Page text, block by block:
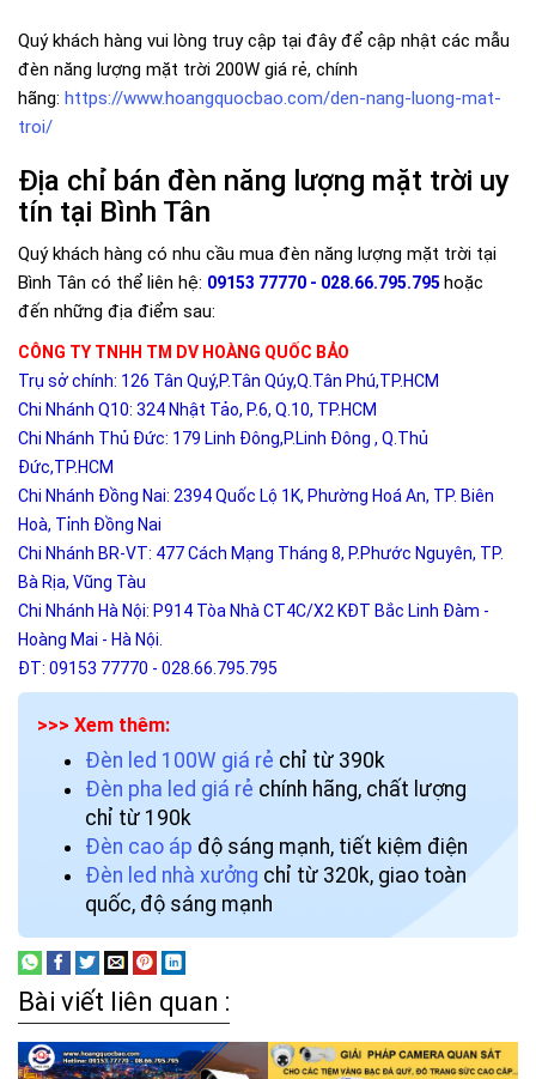
Quý khách hàng vui lòng truy cập tại đây để cập nhật các mẫu
đèn năng lượng mặt trời 200W giá rẻ, chính
hãng: https://www.hoangquocbao.com/den-nang-luong-mat-
troi/
Địa chỉ bán đèn năng lượng mặt trời uy
tín tại Bình Tân
Quý khách hàng có nhu cầu mua đèn năng lượng mặt trời tại
Bình Tân có thể liên hệ: 09153 77770 - 028.66.795.795 hoặc
đến những địa điểm sau:
CÔNG TY TNHH TM DV HOÀNG QUỐC BẢO
Trụ sở chính: 126 Tân Quý,P.Tân Qúy,Q.Tân Phú,TP.HCM
Chi Nhánh Q10: 324 Nhật Tảo, P.6, Q.10, TP.HCM
Chi Nhánh Thủ Đức: 179 Linh Đông,P.Linh Đông , Q.Thủ
Đức,TP.HCM
Chi Nhánh Đồng Nai: 2394 Quốc Lộ 1K, Phường Hoá An, TP. Biên
Hoà, Tỉnh Đồng Nai
Chi Nhánh BR-VT: 477 Cách Mạng Tháng 8, P.Phước Nguyên, TP.
Bà Rịa, Vũng Tàu
Chi Nhánh Hà Nội: P914 Tòa Nhà CT4C/X2 KĐT Bắc Linh Đàm -
Hoàng Mai - Hà Nội.
ĐT: 09153 77770 - 028.66.795.795
>>> Xem thêm:
Đèn led 100W giá rẻ chỉ từ 390k
Đèn pha led giá rẻ chính hãng, chất lượng
chỉ từ 190k
Đèn cao áp độ sáng mạnh, tiết kiệm điện
Đèn led nhà xưởng chỉ từ 320k, giao toàn
quốc, độ sáng mạnh
Bài viết liên quan :